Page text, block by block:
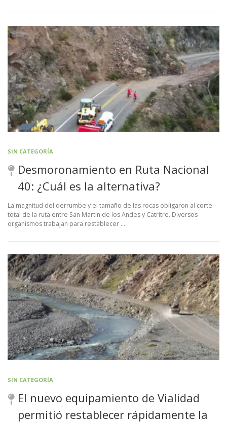
SIN CATEGORÍA
Desmoronamiento en Ruta Nacional
40: ¿Cuál es la alternativa?
La magnitud del derrumbe y el tamaño de las rocas obligaron al corte
total de la ruta entre San Martín de los Andes y Catritre. Diversos
organismos trabajan para restablecer …
SIN CATEGORÍA
El nuevo equipamiento de Vialidad
permitió restablecer rápidamente la